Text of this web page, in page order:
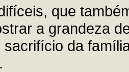
que
a grandeza
sacrifício da